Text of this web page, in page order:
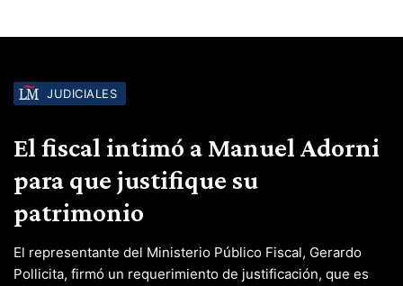
JUDICIALES
El fiscal intimó a Manuel Adorni
para que justifique su
patrimonio
El representante del Ministerio Público Fiscal, Gerardo
Pollicita, firmó un requerimiento de justificación, que es